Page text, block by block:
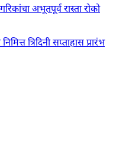
अभूतपूर्व रास्ता रोको
त्रिदिनी सप्ताहास प्रारंभ